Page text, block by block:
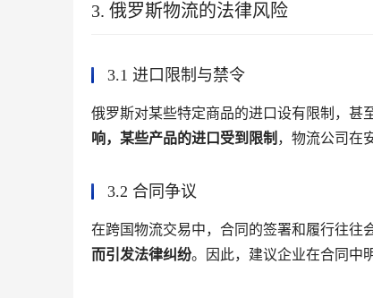
3. 俄罗斯物流的法律风险
3.1 进口限制与禁令
俄罗斯对某些特定商品的进口设有限制，甚
响，某些产品的进口受到限制 ，物流公司在
3.2 合同争议
在跨国物流交易中，合同的签署和履行往往
而引发法律纠纷。因此，建议企业在合同中